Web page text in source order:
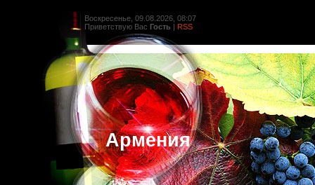
Воскресенье, 09.08.2026, 08:07
Приветствую Вас Гость | RSS
Армения